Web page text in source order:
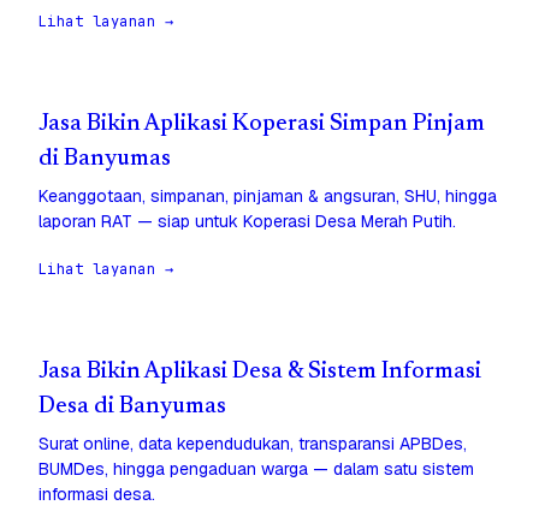
Lihat layanan →
Jasa Bikin Aplikasi Koperasi Simpan Pinjam
di Banyumas
Keanggotaan, simpanan, pinjaman & angsuran, SHU, hingga
laporan RAT — siap untuk Koperasi Desa Merah Putih.
Lihat layanan →
Jasa Bikin Aplikasi Desa & Sistem Informasi
Desa di Banyumas
Surat online, data kependudukan, transparansi APBDes,
BUMDes, hingga pengaduan warga — dalam satu sistem
informasi desa.